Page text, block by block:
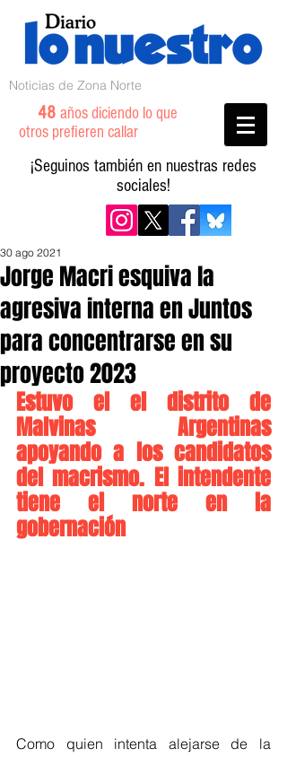
Noticias de Zona Norte
48 años diciendo lo que
otros prefieren callar
¡Seguinos también en nuestras redes
sociales!
Jorge Macri esquiva la
agresiva interna en Juntos
para concentrarse en su
proyecto 2023
30 ago 2021
Estuvo el el distrito de
Malvinas Argentinas
apoyando a los candidatos
del macrismo. El intendente
tiene el norte en la
gobernación
Como quien intenta alejarse de la